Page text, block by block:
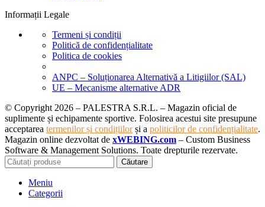
Informații Legale
Termeni și condiții
Politică de confidențialitate
Politica de cookies
ANPC – Soluționarea Alternativă a Litigiilor (SAL)
UE – Mecanisme alternative ADR
© Copyright 2026 – PALESTRA S.R.L. – Magazin oficial de
suplimente și echipamente sportive. Folosirea acestui site presupune
acceptarea termenilor și condițiilorși a politicilor de confidențialitate.
Magazin online dezvoltat de xWEBING.com – Custom Business
Software & Management Solutions. Toate drepturile rezervate.
Căutare
Meniu
Categorii